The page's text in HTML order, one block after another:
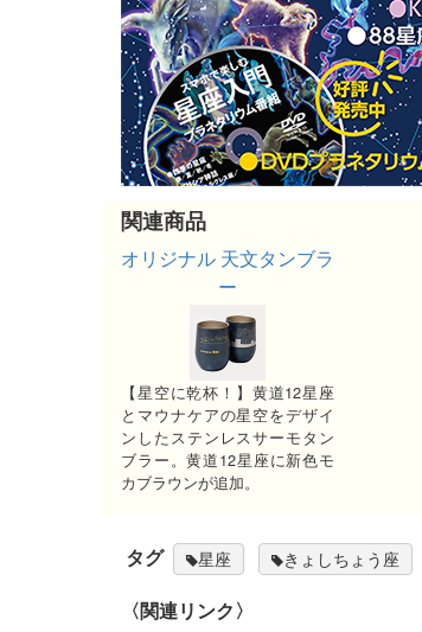
関連商品
オリジナル 天文タンブラ
ー
【星空に乾杯！】黄道12星座
とマウナケアの星空をデザイ
ンしたステンレスサーモタン
ブラー。黄道12星座に新色モ
カブラウンが追加。
タグ 星座 きょしちょう座
〈関連リンク〉